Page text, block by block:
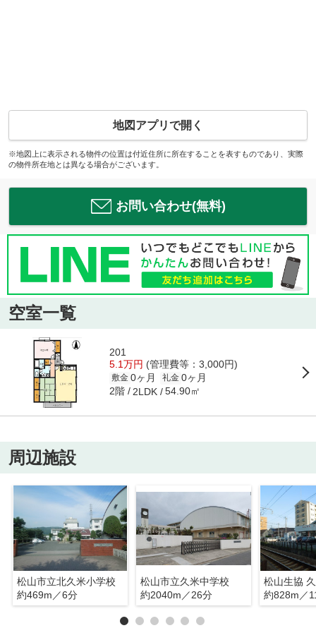
地図アプリで開く
※地図上に表示される物件の位置は付近住所に所在することを表すものであり、実際
の物件所在地とは異なる場合がございます。
お問い合わせ(無料)
空室一覧
201
5.1万円 (管理費等：3,000円)
敷金 0ヶ月 礼金 0ヶ月
2階 2LDK 54.90㎡
周辺施設
松山市立北久米小学校
約469m／6分
松山市立久米中学校
約2040m／26分
松山生協
約828m／